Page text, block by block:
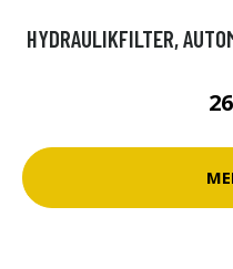
HYDRAULIKFILTER,